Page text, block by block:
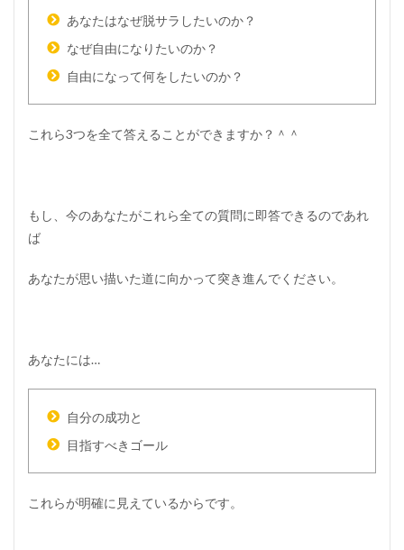
あなたはなぜ脱サラしたいのか？
なぜ自由になりたいのか？
自由になって何をしたいのか？
これら3つを全て答えることができますか？＾＾
もし、今のあなたがこれら全ての質問に即答できるのであれ
ば
あなたが思い描いた道に向かって突き進んでください。
あなたには…
自分の成功と
目指すべきゴール
これらが明確に見えているからです。